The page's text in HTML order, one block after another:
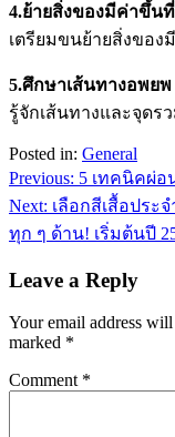
4.ย้ายสิ่งของมีค่าขึ้น
เตรียมขนย้ายสิ่งของ
5.ศึกษาเส้นทางอพยพ
รู้จักเส้นทางและจุด
Posted in: General
Post
navigation
Previous: 5 เทคนิคผ่อ
Next: เลือกสีเสื้อประ
ทุก ๆ ด้าน! เริ่มต้นปี
Leave a Reply
Your email address
marked *
Comment *